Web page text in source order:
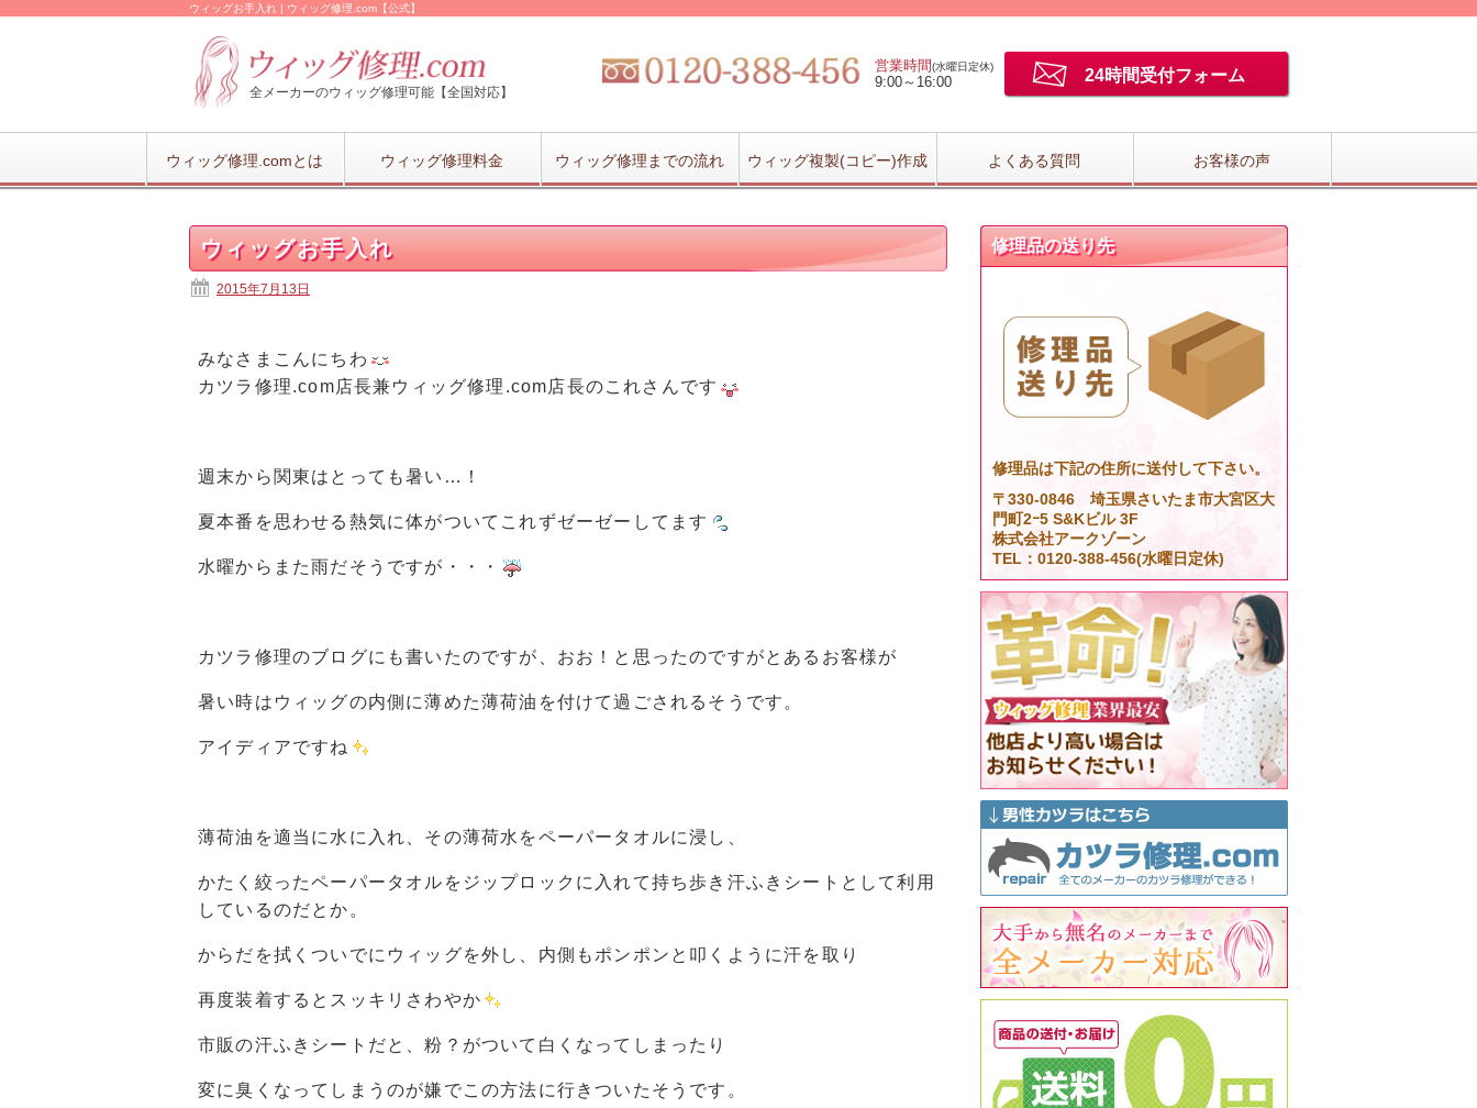
ウィッグお手入れ | ウィッグ修理.com【公式】
全メーカーのウィッグ修理可能【全国対応】
営業時間(水曜日定休)
9:00～16:00 24時間受付フォーム
ウィッグ修理.comとは ウィッグ修理料金 ウィッグ修理までの流れ ウィッグ複製(コピー)作成 よくある質問 お客様の声
ウィッグお手入れ
2015年7月13日
みなさまこんにちわ
カツラ修理.com店長兼ウィッグ修理.com店長のこれさんです
週末から関東はとっても暑い…！
夏本番を思わせる熱気に体がついてこれずゼーゼーしてます
水曜からまた雨だそうですが・・・
カツラ修理のブログにも書いたのですが、おお！と思ったのですがとあるお客様が
暑い時はウィッグの内側に薄めた薄荷油を付けて過ごされるそうです。
アイディアですね
薄荷油を適当に水に入れ、その薄荷水をペーパータオルに浸し、
かたく絞ったペーパータオルをジップロックに入れて持ち歩き汗ふきシートとして利用
しているのだとか。
からだを拭くついでにウィッグを外し、内側もポンポンと叩くように汗を取り
再度装着するとスッキリさわやか
市販の汗ふきシートだと、粉？がついて白くなってしまったり
変に臭くなってしまうのが嫌でこの方法に行きついたそうです。
修理品の送り先
修理品は下記の住所に送付して下さい。
〒330-0846 埼玉県さいたま市大宮区大
門町2ｰ5 S&Kビル 3F
株式会社アークゾーン
TEL：0120-388-456(水曜日定休)